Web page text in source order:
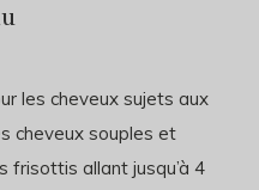
les cheveux sujets aux
cheveux souples et
frisottis allant jusqu’à 4